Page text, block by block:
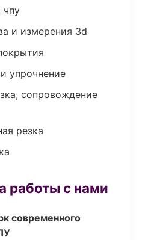
чпу
и измерения 3d
упрочнение
сопровождение
резка
работы с нами
современного